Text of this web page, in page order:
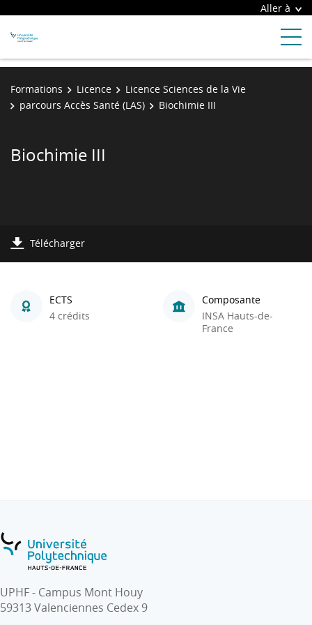
Aller à
Formations Licence
Licence Sciences de la Vie
parcours Accès Santé (LAS)
Biochimie III
Biochimie III
Télécharger
ECTS
4 crédits
Composante
INSA Hauts-de-
France
UPHF - Campus Mont Houy
59313 Valenciennes Cedex 9